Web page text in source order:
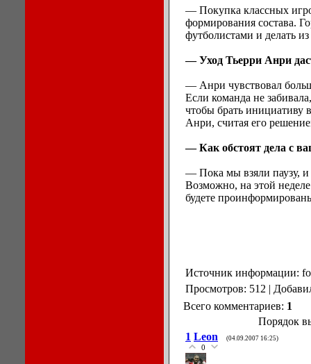
— Покупка классных
формирования состава.
футболистами и делать из
— Уход Тьерри Анри
— Анри чувствовал
Если команда не
чтобы брать инициативу
Анри, считая его
— Как обстоят дела с
— Пока мы взяли паузу, и
Возможно, на этой
будете
Источник информации:
Просмотров: 512 |
Всего комментариев: 1
Порядок
1 Leon (04.09.2007 16:25)
0